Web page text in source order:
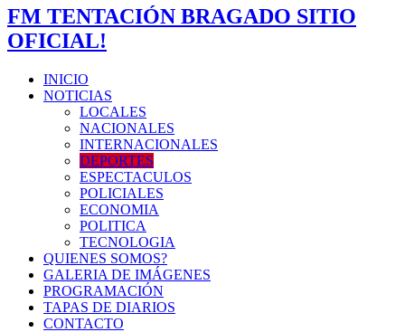
FM TENTACIÓN BRAGADO SITIO
OFICIAL!
INICIO
NOTICIAS
LOCALES
NACIONALES
INTERNACIONALES
DEPORTES
ESPECTACULOS
POLICIALES
ECONOMIA
POLITICA
TECNOLOGIA
QUIENES SOMOS?
GALERIA DE IMÁGENES
PROGRAMACIÓN
TAPAS DE DIARIOS
CONTACTO